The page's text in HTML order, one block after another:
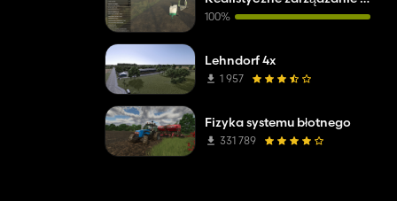
100%
Lehndorf 4x
1 957
Fizyka systemu błotnego
331 789